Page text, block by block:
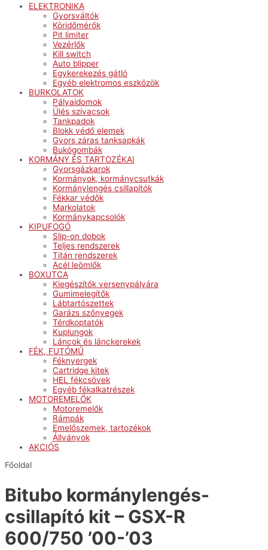
ELEKTRONIKA
Gyorsváltók
Köridőmérők
Pit limiter
Vezérlők
Kill switch
Auto blipper
Egykerekezés gátló
Egyéb elektromos eszközök
BURKOLATOK
Pályaidomok
Ülés szivacsok
Tankpadok
Blokk védő elemek
Gyors záras tanksapkák
Bukógombák
KORMÁNY ÉS TARTOZÉKAI
Gyorsgázkarok
Kormányok, kormánycsutkák
Kormánylengés csillapítók
Fékkar védők
Markolatok
Kormánykapcsolók
KIPUFOGÓ
Slip-on dobok
Teljes rendszerek
Titán rendszerek
Acél leömlők
BOXUTCA
Kiegészítők versenypályára
Gumimelegítők
Lábtartószettek
Garázs szőnyegek
Térdkoptatók
Kuplungok
Láncok és lánckerekek
FÉK, FUTÓMŰ
Féknyergek
Cartridge kitek
HEL fékcsövek
Egyéb fékalkatrészek
MOTOREMELŐK
Motoremelők
Rámpák
Emelőszemek, tartozékok
Állványok
AKCIÓS
Főoldal
Bitubo kormánylengés-
csillapító kit – GSX-R
600/750 ’00-’03